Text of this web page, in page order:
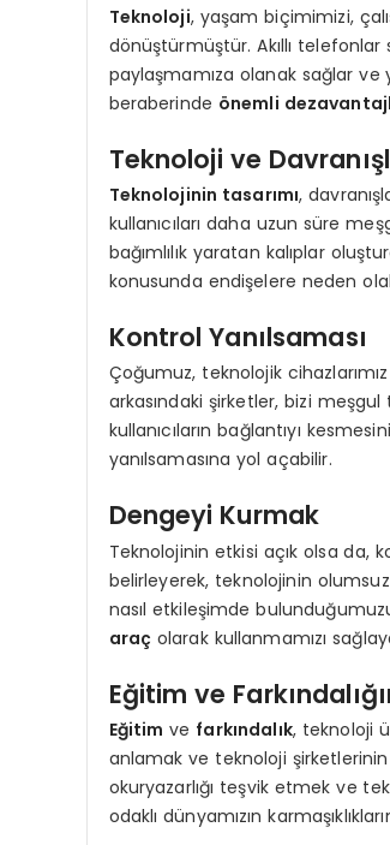
Teknoloji, yaşam biçimimizi,
dönüştürmüştür. Akıllı
paylaşmamıza olanak sağlar
beraberinde önemli
Teknoloji ve
Teknolojinin tasarımı,
kullanıcıları daha uzun süre
bağımlılık yaratan kalıplar
konusunda endişelere neden
Kontrol Yanılsaması
Çoğumuz, teknolojik
arkasındaki şirketler, bizi
kullanıcıların bağlantıyı
yanılsamasına yol açabilir.
Dengeyi Kurmak
Teknolojinin etkisi açık olsa da,
belirleyerek, teknolojinin olumsuz
nasıl etkileşimde
araç olarak kullanmamızı
Eğitim ve
Eğitim ve farkındalık, teknoloji
anlamak ve teknoloji
okuryazarlığı teşvik etmek ve
odaklı dünyamızın